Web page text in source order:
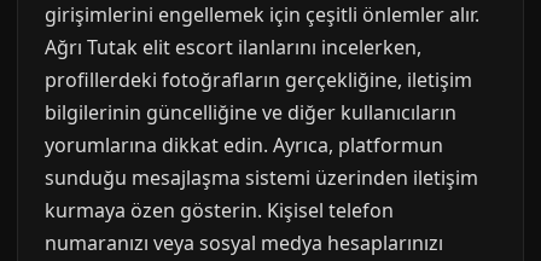
girişimlerini engellemek için çeşitli önlemler alır.
Ağrı Tutak elit escort ilanlarını incelerken,
profillerdeki fotoğrafların gerçekliğine, iletişim
bilgilerinin güncelliğine ve diğer kullanıcıların
yorumlarına dikkat edin. Ayrıca, platformun
sunduğu mesajlaşma sistemi üzerinden iletişim
kurmaya özen gösterin. Kişisel telefon
numaranızı veya sosyal medya hesaplarınızı